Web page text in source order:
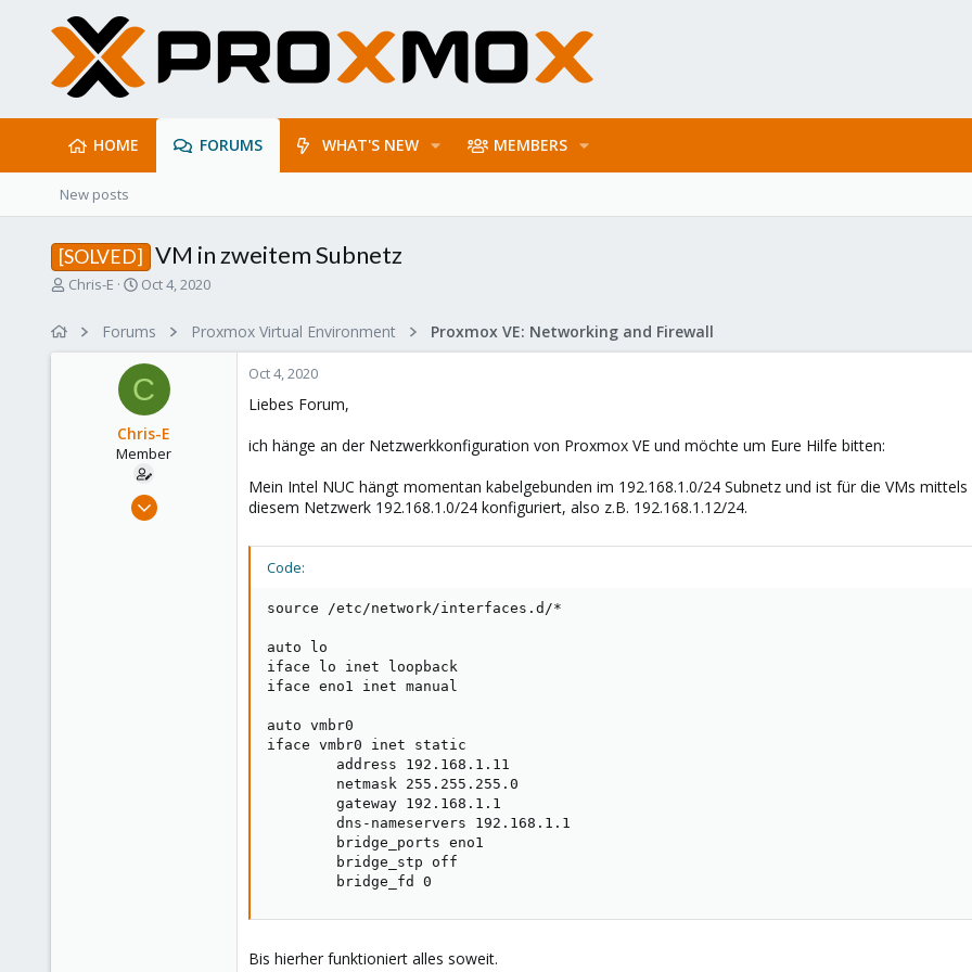
HOME FORUMS WHAT'S NEW MEMBERS
New posts
[SOLVED] VM in zweitem Subnetz
T
Chris-E
S
r
t
d
a
t
e
Oct 4, 2020
Forums Proxmox Virtual Environment Proxmox VE: Networking and Firewall
C
Chris-E
Member
Oct 4, 2020
Liebes Forum,
ich hänge an der Netzwerkkonfiguration von Proxmox VE und möchte um Eure Hilfe bitten:
Mein Intel NUC hängt momentan kabelgebunden im 192.168.1.0/24 Subnetz und ist für die VMs
diesem Netzwerk 192.168.1.0/24 konfiguriert, also z.B. 192.168.1.12/24.
Code:
source /etc/network/interfaces.d/*
auto lo
iface lo inet loopback
iface eno1 inet manual
auto vmbr0
iface vmbr0 inet static
        address 192.168.1.11
        netmask 255.255.255.0
        gateway 192.168.1.1
        dns-nameservers 192.168.1.1
        bridge_ports eno1
        bridge_stp off
        bridge_fd 0
Bis hierher funktioniert alles soweit.